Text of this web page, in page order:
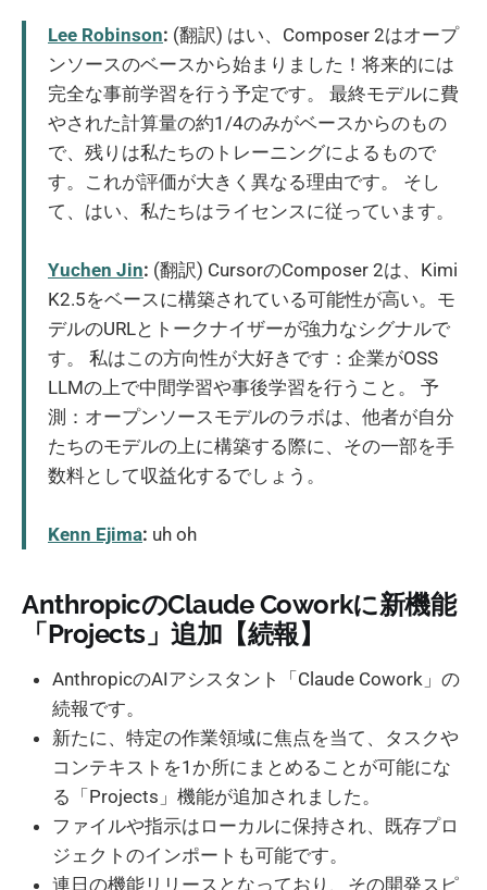
Lee Robinson: (翻訳) はい、Composer 2はオープ
ンソースのベースから始まりました！将来的には
完全な事前学習を行う予定です。 最終モデルに費
やされた計算量の約1/4のみがベースからのもの
で、残りは私たちのトレーニングによるもので
す。これが評価が大きく異なる理由です。 そし
て、はい、私たちはライセンスに従っています。
Yuchen Jin: (翻訳) CursorのComposer 2は、Kimi
K2.5をベースに構築されている可能性が高い。モ
デルのURLとトークナイザーが強力なシグナルで
す。 私はこの方向性が大好きです：企業がOSS
LLMの上で中間学習や事後学習を行うこと。 予
測：オープンソースモデルのラボは、他者が自分
たちのモデルの上に構築する際に、その一部を手
数料として収益化するでしょう。
Kenn Ejima: uh oh
AnthropicのClaude Coworkに新機能
「Projects」追加【続報】
AnthropicのAIアシスタント「Claude Cowork」の
続報です。
新たに、特定の作業領域に焦点を当て、タスクや
コンテキストを1か所にまとめることが可能にな
る「Projects」機能が追加されました。
ファイルや指示はローカルに保持され、既存プロ
ジェクトのインポートも可能です。
連日の機能リリースとなっており、その開発スピ